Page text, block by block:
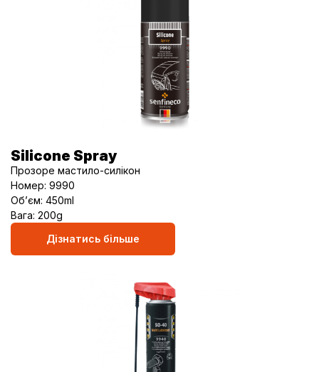
Silicone Spray
Прозоре мастило-cилікон
Номер: 9990
Об’єм: 450ml
Вага: 200g
Дізнатись більше